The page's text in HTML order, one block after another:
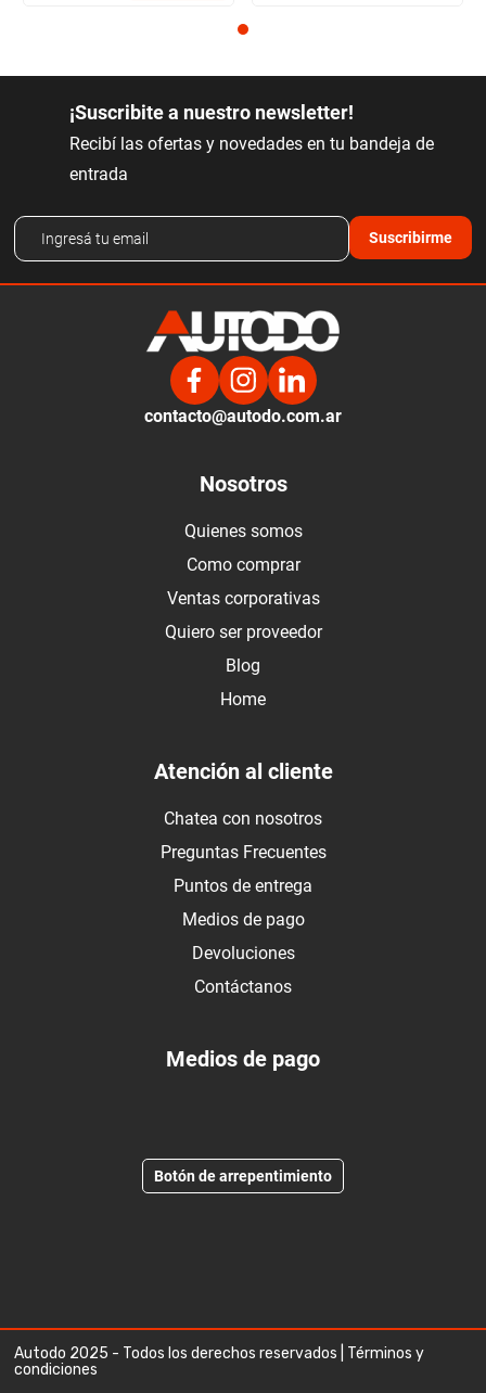
¡Suscribite a nuestro newsletter!
Recibí las ofertas y novedades en tu bandeja de
entrada
Suscribirme
contacto@autodo.com.ar
Nosotros
Quienes somos
Como comprar
Ventas corporativas
Quiero ser proveedor
Blog
Home
Atención al cliente
Chatea con nosotros
Preguntas Frecuentes
Puntos de entrega
Medios de pago
Devoluciones
Contáctanos
Medios de pago
Botón de arrepentimiento
Autodo 2025 - Todos los derechos reservados | Términos y
condiciones